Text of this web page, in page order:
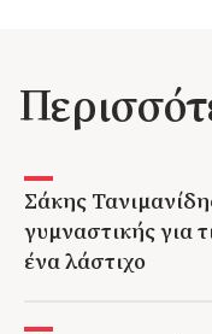
Σάκης
γυμναστικής για
ένα λάστιχο